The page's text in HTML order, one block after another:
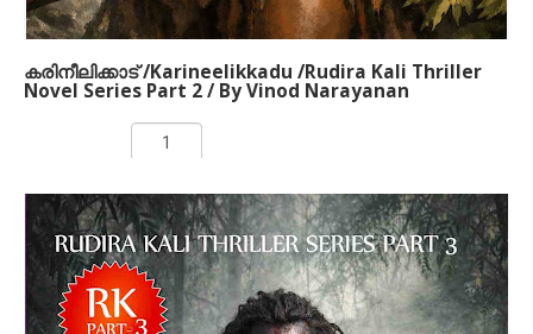
കരിനീലിക്കാട് /Karineelikkadu /Rudira Kali Thriller
Novel Series Part 2 / By Vinod Narayanan
ADD TO CART